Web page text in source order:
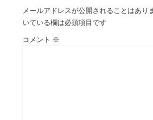
メールアドレスが公開されることはあり
いている欄は必須項目です
コメント ※